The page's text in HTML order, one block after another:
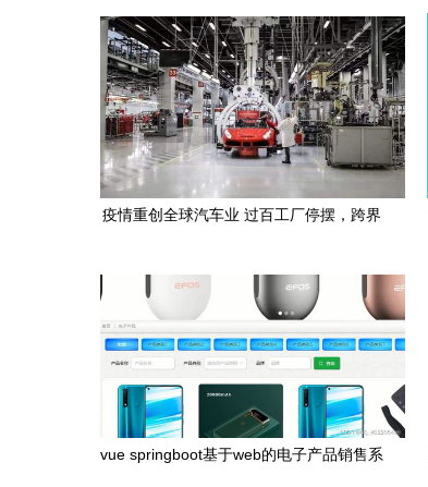
疫情重创全球汽车业 过百工厂停摆，跨界
vue springboot基于web的电子产品销售系